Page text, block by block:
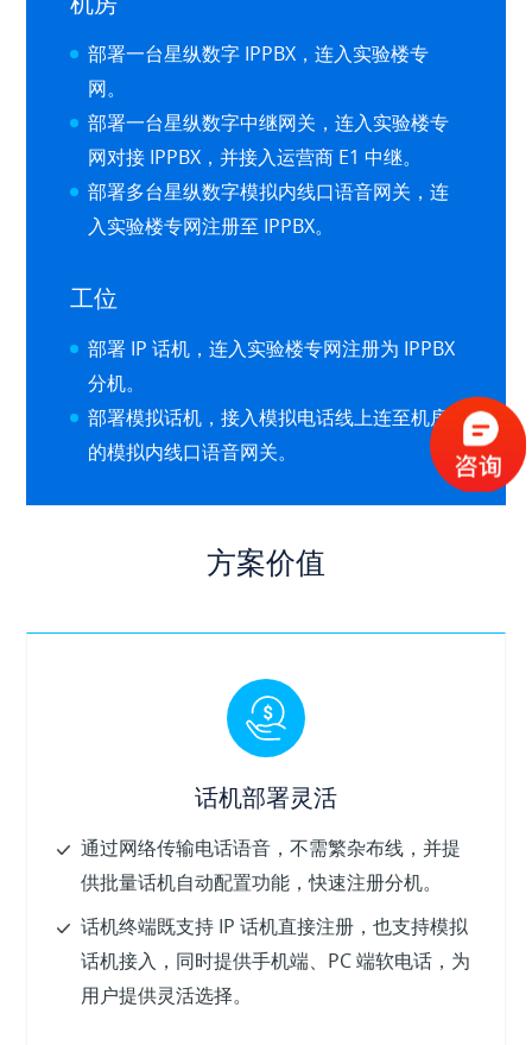
部署一台星纵数字 IPPBX，连入实验楼专
网。
部署一台星纵数字中继网关，连入实验楼专
网对接 IPPBX，并接入运营商 E1 中继。
部署多台星纵数字模拟内线口语音网关，连
入实验楼专网注册至 IPPBX。
工位
部署 IP 话机，连入实验楼专网注册为 IPPBX
分机。
部署模拟话机，接入模拟电话线上连至机房
的模拟内线口语音网关。
方案价值
话机部署灵活
通过网络传输电话语音，不需繁杂布线，并提
供批量话机自动配置功能，快速注册分机。
话机终端既支持 IP 话机直接注册，也支持模拟
话机接入，同时提供手机端、PC 端软电话，为
用户提供灵活选择。